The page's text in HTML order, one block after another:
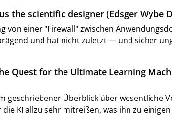
the scientific designer (Edsger Wybe
einer "Firewall" zwischen
und hat nicht zuletzt — und sicher
Quest for the Ultimate Learning
Überblick über wesentliche
KI allzu sehr mitreißen, was ihn zu